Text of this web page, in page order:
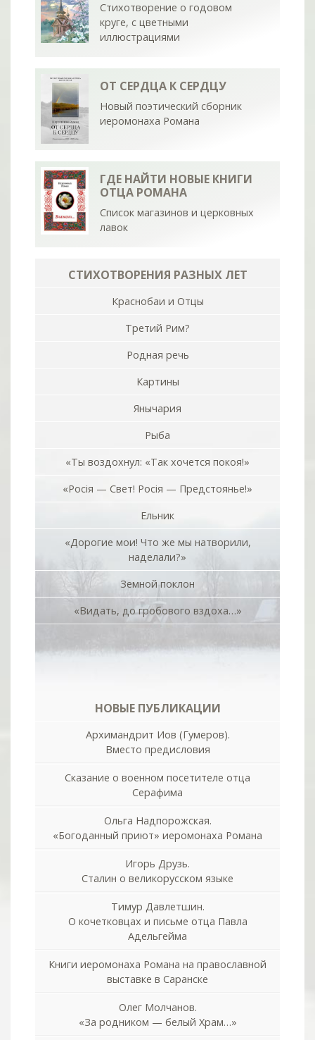
Стихотворение о годовом
круге, с цветными
иллюстрациями
ОТ СЕРДЦА К СЕРДЦУ
Новый поэтический сборник
иеромонаха Романа
ГДЕ НАЙТИ НОВЫЕ КНИГИ
ОТЦА РОМАНА
Список магазинов и церковных
лавок
СТИХОТВОРЕНИЯ РАЗНЫХ ЛЕТ
Краснобаи и Отцы
Третий Рим?
Родная речь
Картины
Янычария
Рыба
«Ты воздохнул: «Так хочется покоя!»
«Росiя — Свет! Росiя — Предстоянье!»
Ельник
«Дорогие мои! Что же мы натворили,
наделали?»
Земной поклон
«Видать, до гробового вздоха…»
НОВЫЕ ПУБЛИКАЦИИ
Архимандрит Иов (Гумеров).
Вместо предисловия
Сказание о военном посетителе отца
Серафима
Ольга Надпорожская.
«Богоданный приют» иеромонаха Романа
Игорь Друзь.
Сталин о великорусском языке
Тимур Давлетшин.
О кочетковцах и письме отца Павла
Адельгейма
Книги иеромонаха Романа на православной
выставке в Саранске
Олег Молчанов.
«За родником — белый Храм…»